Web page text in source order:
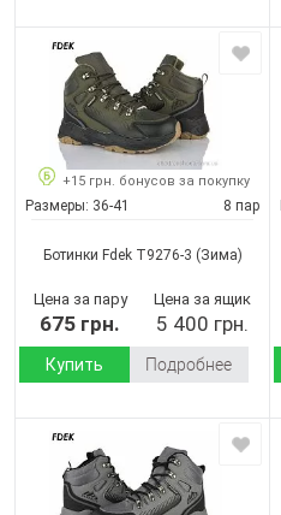
+15 грн. бонусов за покупку
Размеры: 36-41 8 пар
Ботинки Fdek T9276-3 (Зима)
Цена за пару
675 грн.
Цена за ящик
5 400 грн.
Купить Подробнее